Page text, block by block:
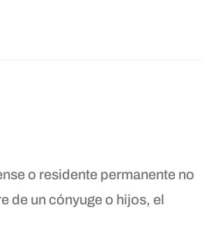
o residente permanente no
de un cónyuge o hijos, el